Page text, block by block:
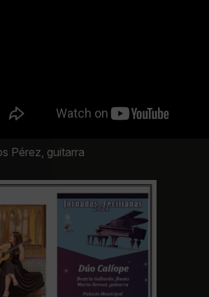
Pérez, guitarra